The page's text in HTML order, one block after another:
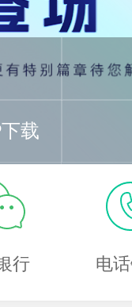
载
行 电